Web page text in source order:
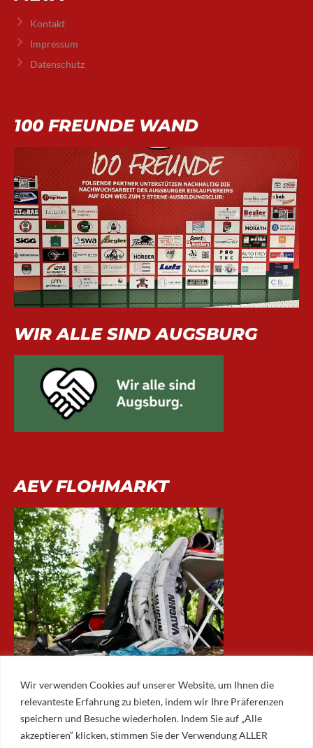
Wir verwenden Cookies auf unserer Website, um Ihnen die
relevanteste Erfahrung zu bieten, indem wir Ihre Präferenzen
speichern und Besuche wiederholen. Indem Sie auf „Alle
akzeptieren“ klicken, stimmen Sie der Verwendung ALLER
Kontakt
Impressum
Datenschutz
100 FREUNDE WAND
WIR ALLE SIND AUGSBURG
AEV FLOHMARKT